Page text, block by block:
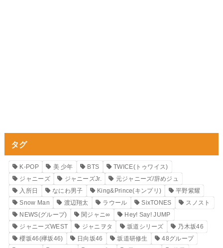
タグ
K-POP 美 少年 BTS
TWICE(トゥワイス)
ジャニーズ
ジャニーズJr.
元ジャニーズ/辞めジュ
入所日
なにわ男子 King&Prince(キンプリ)
平野紫耀
Snow Man
渡辺翔太 ラウール SixTONES
スノスト
NEWS(グループ)
関ジャニ∞
Hey! Say! JUMP
ジャニーズWEST
ジャニヲタ 坂道シリーズ
乃木坂46
櫻坂46(欅坂46)
日向坂46 坂道研修生
48グループ